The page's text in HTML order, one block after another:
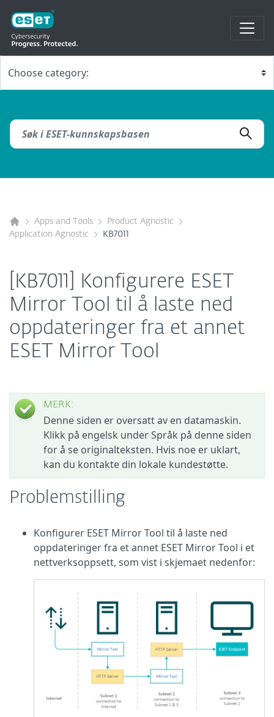
Apps and Tools
Product Agnostic
Application Agnostic
KB7011
[KB7011] Konfigurere ESET
Mirror Tool til å laste ned
oppdateringer fra et annet
ESET Mirror Tool
MERK:
Denne siden er oversatt av en datamaskin.
Klikk på engelsk under Språk på denne siden
for å se originalteksten. Hvis noe er uklart,
kan du kontakte din lokale kundestøtte.
Problemstilling
Konfigurer ESET Mirror Tool til å laste ned
oppdateringer fra et annet ESET Mirror Tool i et
nettverksoppsett, som vist i skjemaet nedenfor: